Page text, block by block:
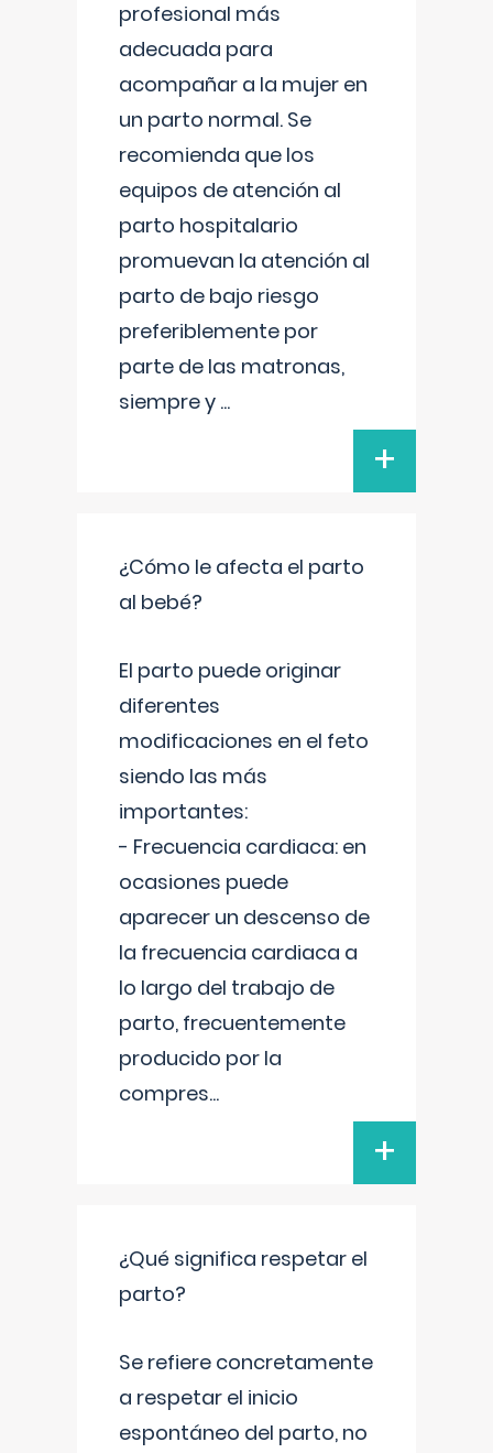
profesional más
adecuada para
acompañar a la mujer en
un parto normal. Se
recomienda que los
equipos de atención al
parto hospitalario
promuevan la atención al
parto de bajo riesgo
preferiblemente por
parte de las matronas,
siempre y ...
+
¿Cómo le afecta el parto
al bebé?
El parto puede originar
diferentes
modificaciones en el feto
siendo las más
importantes:
- Frecuencia cardiaca: en
ocasiones puede
aparecer un descenso de
la frecuencia cardiaca a
lo largo del trabajo de
parto, frecuentemente
producido por la
compres...
+
¿Qué significa respetar el
parto?
Se refiere concretamente
a respetar el inicio
espontáneo del parto, no